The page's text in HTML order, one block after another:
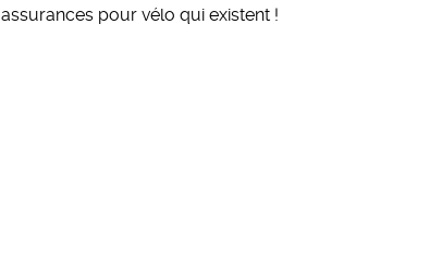
assurances pour vélo qui existent !